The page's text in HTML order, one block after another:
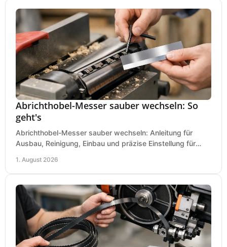
Abrichthobel-Messer sauber wechseln: So
geht's
Abrichthobel-Messer sauber wechseln: Anleitung für
Ausbau, Reinigung, Einbau und präzise Einstellung für
1. August 2026